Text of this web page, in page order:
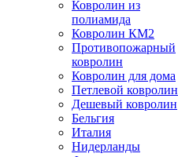
Ковролин из
полиамида
Ковролин КМ2
Противопожарный
ковролин
Ковролин для дома
Петлевой ковролин
Дешевый ковролин
Бельгия
Италия
Нидерланды